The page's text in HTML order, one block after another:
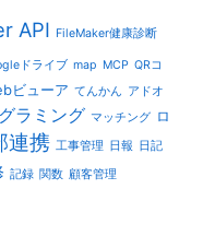
API FileMaker健康診断
ドライブ map MCP QRコ
ビューア てんかん アドオ
ラミング マッチング ロ
連携 工事管理 日報 日記
記録 関数 顧客管理